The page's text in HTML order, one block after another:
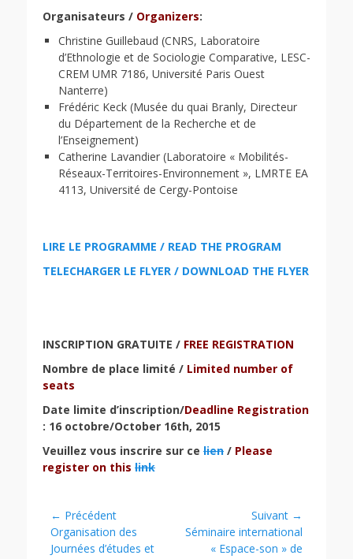
Organisateurs / Organizers:
Christine Guillebaud (CNRS, Laboratoire
d’Ethnologie et de Sociologie Comparative, LESC-
CREM UMR 7186, Université Paris Ouest
Nanterre)
Frédéric Keck (Musée du quai Branly, Directeur
du Département de la Recherche et de
l’Enseignement)
Catherine Lavandier (Laboratoire « Mobilités-
Réseaux-Territoires-Environnement », LMRTE EA
4113, Université de Cergy-Pontoise
LIRE LE PROGRAMME / READ THE PROGRAM
TELECHARGER LE FLYER / DOWNLOAD THE FLYER
INSCRIPTION GRATUITE / FREE REGISTRATION
Nombre de place limité / Limited number of
seats
Date limite d’inscription/Deadline Registration
: 16 octobre/October 16th, 2015
Veuillez vous inscrire sur ce lien / Please
register on this link
Navigation
de
← Précédent
Article
précédent :
Organisation des
Journées d’études et
Suivant →
Article
suivant :
Séminaire international
« Espace-son » de